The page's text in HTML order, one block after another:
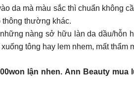
da mà màu sắc thì chuẩn không
thông thường khác.
nàng sở hữu làn da dầu/hỗn
tông hay lem nhem, mất thẩm
lận nhen. Ann Beauty mua